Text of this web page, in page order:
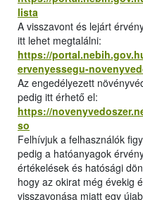
lista
A visszavont és lejárt
itt lehet megtalálni:
https://
ervenyessegu-
Az engedélyezett
pedig itt érhető el:
https://
so
Felhívjuk a felhasználók
pedig a hatóanyagok
értékelések és hatósági
hogy az okirat még évekig
visszavonása miatt egy